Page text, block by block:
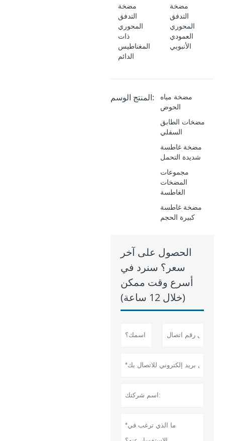
مضخة
التدفق
المحوري
ذات
المغناطيس
الدائم
مضخة
التدفق
المحوري
العمودي
الأنبوبي
المنتج الوسم:
مضخة مياه
الحوض
مضخات الطابق
السفلي
مضخة غاطسة
شديدة التحمل
مجموعات
المضخات
الغاطسة
مضخة غاطسة
كبيرة الحجم
الحصول على آخر
سعر؟ سنرد في
أسرع وقت ممكن
(خلال 12 ساعة)